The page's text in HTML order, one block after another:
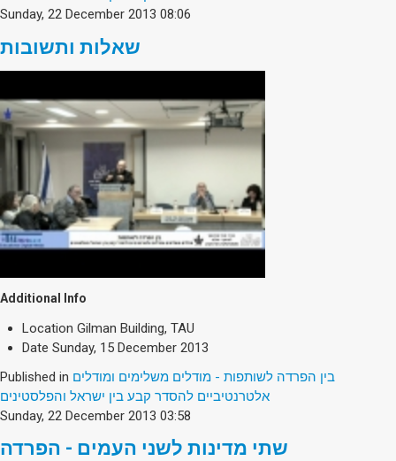
Sunday, 22 December 2013 08:06
שאלות ותשובות
Additional Info
Location Gilman Building, TAU
Date Sunday, 15 December 2013
Published in בין הפרדה לשותפות - מודלים משלימים ומודלים
אלטרנטיביים להסדר קבע בין ישראל והפלסטינים
Sunday, 22 December 2013 03:58
שתי מדינות לשני העמים - הפרדה